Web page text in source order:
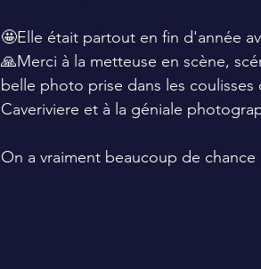
🤩Elle était partout en fin d'année
🙏Merci à la metteuse en scène,
belle photo prise dans les
Caveriviere et à la géniale
On a vraiment beaucoup de